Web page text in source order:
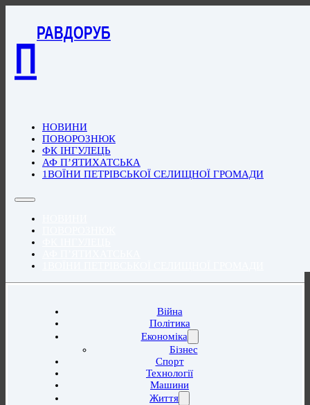
П
РАВДОРУБ
НОВИНИ
ПОВОРОЗНЮК
ФК ІНГУЛЕЦЬ
АФ П’ЯТИХАТСЬКА
1ВОЇНИ ПЕТРІВСЬКОЇ СЕЛИЩНОЇ ГРОМАДИ
Війна
Політика
Економіка
Бізнес
Спорт
Технології
Машини
Життя